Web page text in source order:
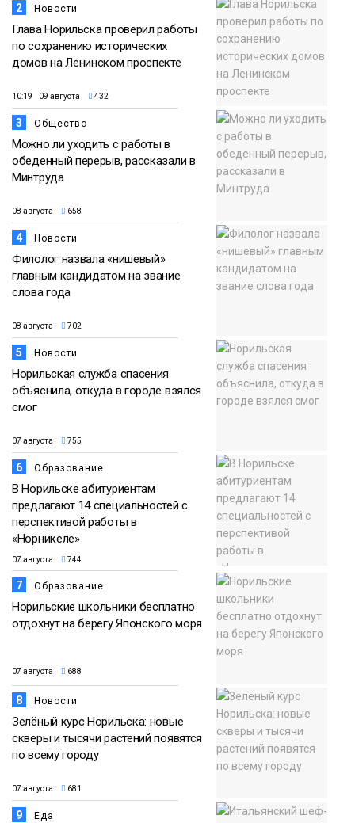
2 Новости
Глава Норильска проверил работы
по сохранению исторических
домов на Ленинском проспекте
10:19 09 августа 432
3 Общество
Можно ли уходить с работы в
обеденный перерыв, рассказали в
Минтруда
08 августа 658
4 Новости
Филолог назвала «нишевый»
главным кандидатом на звание
слова года
08 августа 702
5 Новости
Норильская служба спасения
объяснила, откуда в городе взялся
смог
07 августа 755
6 Образование
В Норильске абитуриентам
предлагают 14 специальностей с
перспективой работы в
«Норникеле»
07 августа 744
7 Образование
Норильские школьники бесплатно
отдохнут на берегу Японского моря
07 августа 688
8 Новости
Зелёный курс Норильска: новые
скверы и тысячи растений появятся
по всему городу
07 августа 681
9 Еда